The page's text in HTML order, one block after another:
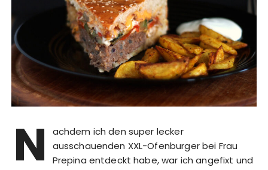
N
achdem ich den super lecker
ausschauenden XXL-Ofenburger bei Frau
Prepina entdeckt habe, war ich angefixt und